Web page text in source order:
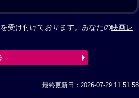
受け付けております。あなたの映画レ
最終更新日：2026-07-29 11:51:58